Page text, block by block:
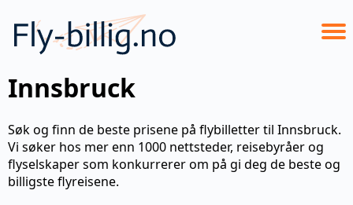
Innsbruck
Søk og finn de beste prisene på flybilletter til Innsbruck.
Vi søker hos mer enn 1000 nettsteder, reisebyråer og
flyselskaper som konkurrerer om på gi deg de beste og
billigste flyreisene.